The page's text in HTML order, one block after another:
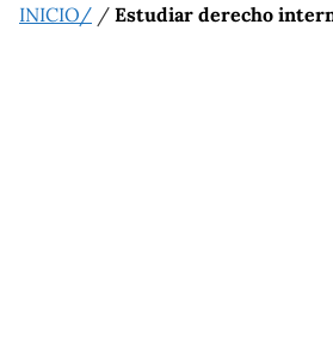
INICIO/ / Estudiar derecho